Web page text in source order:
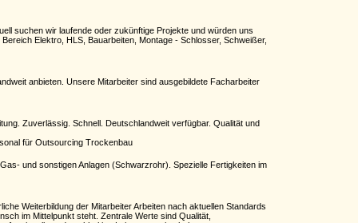
suchen wir laufende oder zukünftige Projekte und würden uns
Elektro, HLS, Bauarbeiten, Montage - Schlosser, Schweißer,
anbieten. Unsere Mitarbeiter sind ausgebildete Facharbeiter
Zuverlässig. Schnell. Deutschlandweit verfügbar. Qualität und
für Outsourcing Trockenbau
und sonstigen Anlagen (Schwarzrohr). Spezielle Fertigkeiten im
Weiterbildung der Mitarbeiter Arbeiten nach aktuellen Standards
im Mittelpunkt steht. Zentrale Werte sind Qualität,